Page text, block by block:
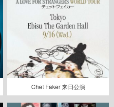
Chet Faker 来日公演